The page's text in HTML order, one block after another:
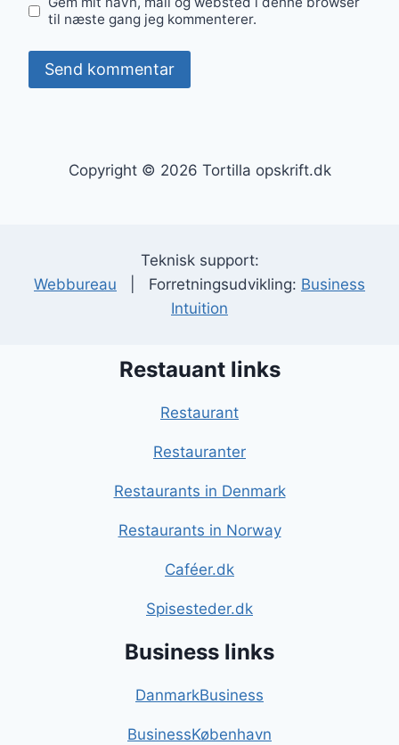
til næste gang jeg kommenterer.
Copyright © 2026 Tortilla opskrift.dk
Teknisk support:
Webbureau | Forretningsudvikling: Business
Intuition
Restauant links
Restaurant
Restauranter
Restaurants in Denmark
Restaurants in Norway
Caféer.dk
Spisesteder.dk
Business links
DanmarkBusiness
BusinessKøbenhavn